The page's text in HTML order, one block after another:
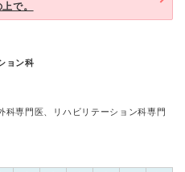
で。
ョン科
科専門医、リハビリテーション科専門